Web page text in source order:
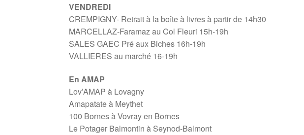
VENDREDI
CREMPIGNY- Retrait à la boîte à livres à partir de 14h30
MARCELLAZ-Faramaz au Col Fleuri 15h-19h
SALES GAEC Pré aux Biches 16h-19h
VALLIERES au marché 16-19h
En AMAP
Lov’AMAP à Lovagny
Amapatate à Meythet
100 Bornes à Vovray en Bornes
Le Potager Balmontin à Seynod-Balmont